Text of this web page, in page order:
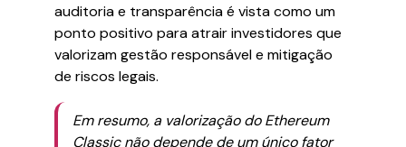
auditoria e transparência é vista como um
ponto positivo para atrair investidores que
valorizam gestão responsável e mitigação
de riscos legais.
Em resumo, a valorização do Ethereum
Classic não depende de um único fator